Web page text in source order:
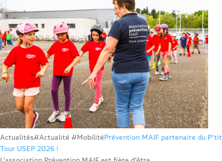
Actualités#Actualité #MobilitéPrévention MAIF partenaire du P’tit
Tour USEP 2026 !